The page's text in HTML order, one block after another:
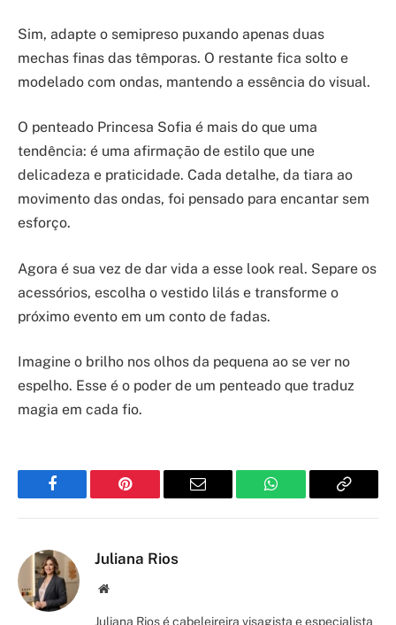
Sim, adapte o semipreso puxando apenas duas
mechas finas das têmporas. O restante fica solto e
modelado com ondas, mantendo a essência do visual.
O penteado Princesa Sofia é mais do que uma
tendência: é uma afirmação de estilo que une
delicadeza e praticidade. Cada detalhe, da tiara ao
movimento das ondas, foi pensado para encantar sem
esforço.
Agora é sua vez de dar vida a esse look real. Separe os
acessórios, escolha o vestido lilás e transforme o
próximo evento em um conto de fadas.
Imagine o brilho nos olhos da pequena ao se ver no
espelho. Esse é o poder de um penteado que traduz
magia em cada fio.
Facebook Pinterest Email WhatsApp Copy
Juliana Rios
Site/Blog
Juliana Rios é cabeleireira visagista e especialista